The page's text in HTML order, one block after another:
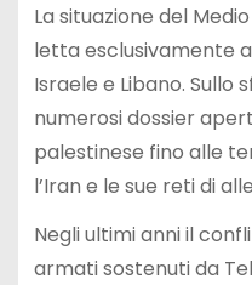
La situazione del
letta esclusivamente
Israele e Libano.
numerosi dossier
palestinese fino alle
l’Iran e le sue reti di
Negli ultimi anni il
armati sostenuti da